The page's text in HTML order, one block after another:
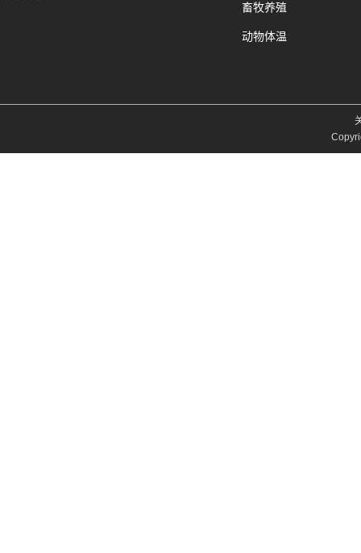
畜牧养殖
动物体温